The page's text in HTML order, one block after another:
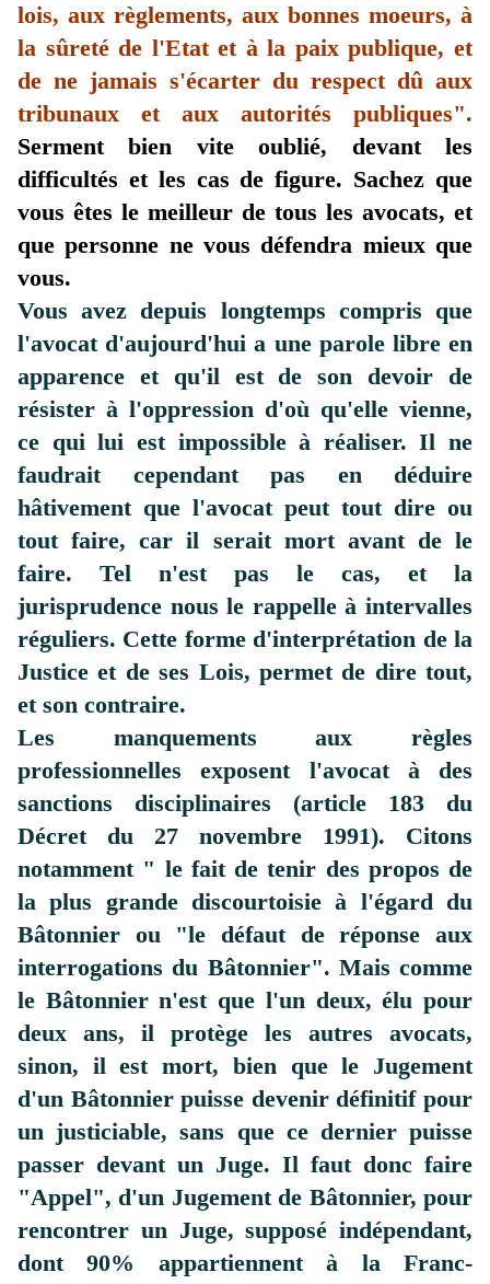
lois, aux règlements, aux bonnes moeurs, à
la sûreté de l'Etat et à la paix publique, et
de ne jamais s'écarter du respect dû aux
tribunaux et aux autorités publiques".
Serment bien vite oublié, devant les
difficultés et les cas de figure. Sachez que
vous êtes le meilleur de tous les avocats, et
que personne ne vous défendra mieux que
vous.
Vous avez depuis longtemps compris que
l'avocat d'aujourd'hui a une parole libre en
apparence et qu'il est de son devoir de
résister à l'oppression d'où qu'elle vienne,
ce qui lui est impossible à réaliser.Il ne
faudrait cependant pas en déduire
hâtivement que l'avocat peut tout dire ou
tout faire, car il serait mort avant de le
faire. Tel n'est pas le cas, et la
jurisprudence nous le rappelle à intervalles
réguliers. Cette forme d'interprétation de la
Justice et de ses Lois, permet de dire tout,
et son contraire.
Les manquements aux règles
professionnelles exposent l'avocat à des
sanctions disciplinaires (article 183 du
Décret du 27 novembre 1991). Citons
notamment " le fait de tenir des propos de
la plus grande discourtoisie à l'égard du
Bâtonnier ou "le défaut de réponse aux
interrogations du Bâtonnier". Mais comme
le Bâtonnier n'est que l'un deux, élu pour
deux ans, il protège les autres avocats,
sinon, il est mort, bien que le Jugement
d'un Bâtonnier puisse devenir définitif pour
un justiciable, sans que ce dernier puisse
passer devant un Juge. Il faut donc faire
"Appel", d'un Jugement de Bâtonnier, pour
rencontrer un Juge, supposé indépendant,
dont 90% appartiennent à la Franc-